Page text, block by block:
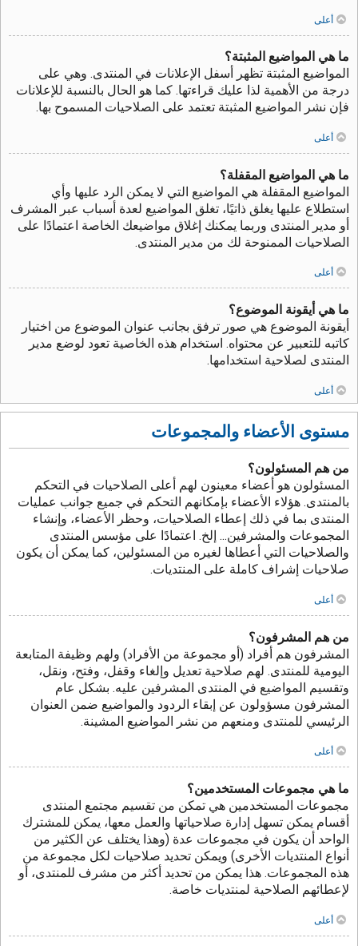
أعلى
ما هي المواضيع المثبتة؟
المواضيع المثبتة تظهر أسفل الإعلانات في المنتدى. وهي على
درجة من الأهمية لذا عليك قراءتها. كما هو الحال بالنسبة للإعلانات
فإن نشر المواضيع المثبتة تعتمد على الصلاحيات المسموح بها.
أعلى
ما هي المواضيع المقفلة؟
المواضيع المقفلة هي المواضيع التي لا يمكن الرد عليها وأي
استطلاع عليها يغلق ذاتيًا، تغلق المواضيع لعدة أسباب عبر المشرف
أو مدير المنتدى وربما يمكنك إغلاق مواضيعك الخاصة اعتمادًا على
الصلاحيات الممنوحة لك من مدير المنتدى.
أعلى
ما هي أيقونة الموضوع؟
أيقونة الموضوع هي صور ترفق بجانب عنوان الموضوع من اختيار
كاتبه للتعبير عن محتواه. استخدام هذه الخاصية تعود لوضع مدير
المنتدى لصلاحية استخدامها.
أعلى
مستوى الأعضاء والمجموعات
من هم المسئولون؟
المسئولون هو أعضاء معينون لهم أعلى الصلاحيات في التحكم
بالمنتدى. هؤلاء الأعضاء بإمكانهم التحكم في جميع جوانب عمليات
المنتدى بما في ذلك إعطاء الصلاحيات، وحظر الأعضاء، وإنشاء
المجموعات والمشرفين... إلخ. اعتمادًا على مؤسس المنتدى
والصلاحيات التي أعطاها لغيره من المسئولين، كما يمكن أن يكون
صلاحيات إشراف كاملة على المنتديات.
أعلى
من هم المشرفون؟
المشرفون هم أفراد (أو مجموعة من الأفراد) ولهم وظيفة المتابعة
اليومية للمنتدى. لهم صلاحية تعديل وإلغاء وقفل، وفتح، ونقل،
وتقسيم المواضيع في المنتدى المشرفين عليه. بشكل عام
المشرفون مسؤولون عن إبقاء الردود والمواضيع ضمن العنوان
الرئيسي للمنتدى ومنعهم من نشر المواضيع المشينة.
أعلى
ما هي مجموعات المستخدمين؟
مجموعات المستخدمين هي تمكن من تقسيم مجتمع المنتدى
أقسام يمكن تسهل إدارة صلاحياتها والعمل معها، يمكن للمشترك
الواحد أن يكون في مجموعات عدة (وهذا يختلف عن الكثير من
أنواع المنتديات الأخرى) ويمكن تحديد صلاحيات لكل مجموعة من
هذه المجموعات. هذا يمكن من تحديد أكثر من مشرف للمنتدى، أو
لإعطائهم الصلاحية لمنتديات خاصة.
أعلى